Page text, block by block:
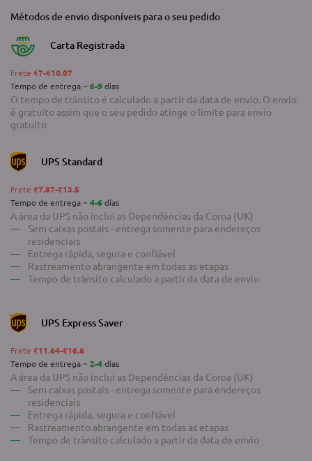
Métodos de envio disponíveis para o seu pedido
Carta Registrada
Frete €7-€10.07
Tempo de entrega ~ 6-9dias
O tempo de trânsito é calculado a partir da data de envio. O envio
é gratuito assim que o seu pedido atinge o limite para envio
gratuito
UPS Standard
Frete €7.87-€13.5
Tempo de entrega ~ 4-6dias
A área da UPS não inclui as Dependências da Coroa (UK)
Sem caixas postais - entrega somente para endereços
residenciais
Entrega rápida, segura e confiável
Rastreamento abrangente em todas as etapas
Tempo de trânsito calculado a partir da data de envio
UPS Express Saver
Frete €11.64-€16.6
Tempo de entrega ~ 2-4dias
A área da UPS não inclui as Dependências da Coroa (UK)
Sem caixas postais - entrega somente para endereços
residenciais
Entrega rápida, segura e confiável
Rastreamento abrangente em todas as etapas
Tempo de trânsito calculado a partir da data de envio